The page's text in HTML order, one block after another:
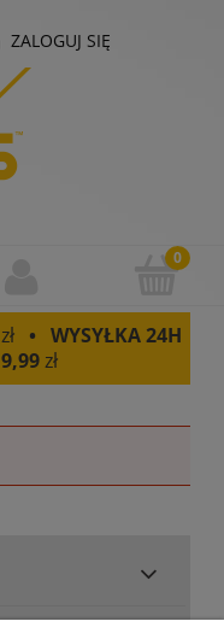
ZALOGUJ SIĘ
• WYSYŁKA 24H
9,99zł